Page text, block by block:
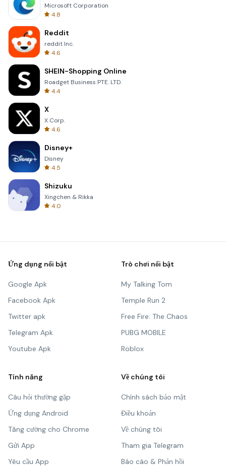
Microsoft Corporation
4.8
Reddit
reddit Inc.
4.6
SHEIN-Shopping Online
Roadget Business PTE. LTD.
4.4
X
X Corp.
4.6
Disney+
Disney
4.5
Shizuku
Xingchen & Rikka
4.0
Ứng dụng nổi bật
Google Apk
Facebook Apk
Twitter apk
Telegram Apk
Youtube Apk
Trò chơi nổi bật
My Talking Tom
Temple Run 2
Free Fire: The Chaos
PUBG MOBILE
Roblox
Tính năng
Câu hỏi thường gặp
Ứng dụng Android
Tăng cường cho Chrome
Gửi App
Yêu cầu App
Về chúng tôi
Chính sách bảo mật
Điều khoản
Về chúng tôi
Tham gia Telegram
Báo cáo & Phản hồi